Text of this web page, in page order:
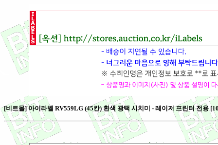
[비트몰] 아이라벨 RV559LG (45칸) 흰색 광택 시치미 - 레이저 프린터 전용